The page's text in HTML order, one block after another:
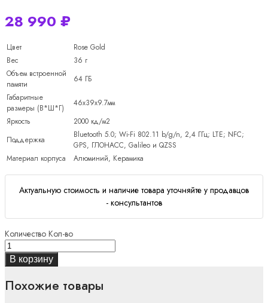
28 990 ₽
Цвет
Rose Gold
Вес
36 г
Объем встроенной
памяти
64 ГБ
Габаритные
размеры (В*Ш*Г)
46х39х9.7мм
Яркость
2000 кд/м2
Поддержка
Bluetooth 5.0; Wi-Fi 802.11 b/g/n, 2,4 ГГц; LTE; NFC;
GPS, ГЛОНАСС, Galileo и QZSS
Материал корпуса
Алюминий, Керамика
Актуальную стоимость и наличие товара уточняйте у продавцов
- консультантов
Количество Кол-во
В корзину
Похожие товары